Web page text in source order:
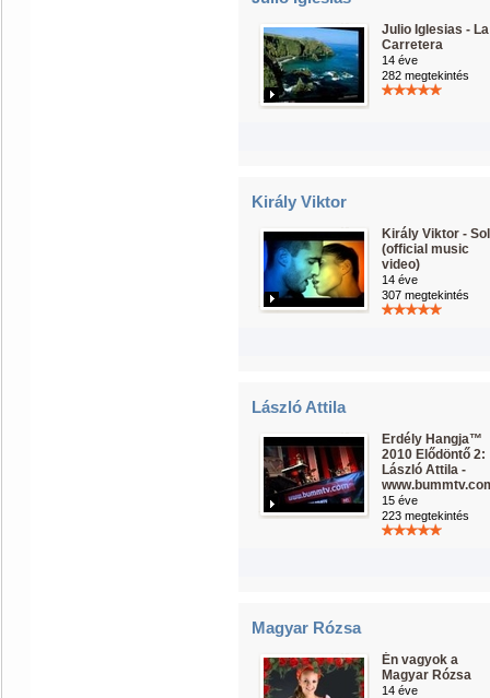
Julio Iglesias - La
Carretera
14 éve
282 megtekintés
Király Viktor
Király Viktor -
(official music
video)
14 éve
307 megtekintés
László Attila
Erdély Hangja™
2010 Elődöntő 2:
László Attila -
15 éve
223 megtekintés
Magyar Rózsa
Én vagyok a
Magyar Rózsa
14 éve